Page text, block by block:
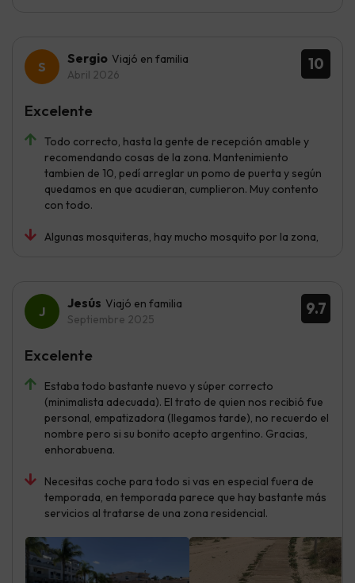
10
Sergio Viajó en familia
Abril 2026
Todo correcto, hasta la gente de recepción amable y
recomendando cosas de la zona. Mantenimiento
tambien de 10, pedí arreglar un pomo de puerta y según
quedamos en que acudieran, cumplieron. Muy contento
con todo.
Algunas mosquiteras, hay mucho mosquito por la zona,
Excelente
9.7
Jesús Viajó en familia
Septiembre 2025
Estaba todo bastante nuevo y súper correcto
(minimalista adecuada). El trato de quien nos recibió fue
personal, empatizadora (llegamos tarde), no recuerdo el
nombre pero si su bonito acepto argentino. Gracias,
enhorabuena.
Necesitas coche para todo si vas en especial fuera de
temporada, en temporada parece que hay bastante más
servicios al tratarse de una zona residencial.
Excelente